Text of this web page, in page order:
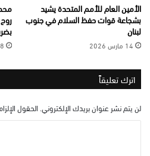
الأمين العام للأمم المتحدة يشيد
بشجاعة قوات حفظ السلام في جنوب
لبنان
14 مارس 2026 28
اترك تعليقاً
لن يتم نشر عنوان بريدك الإلكتروني. الحقول